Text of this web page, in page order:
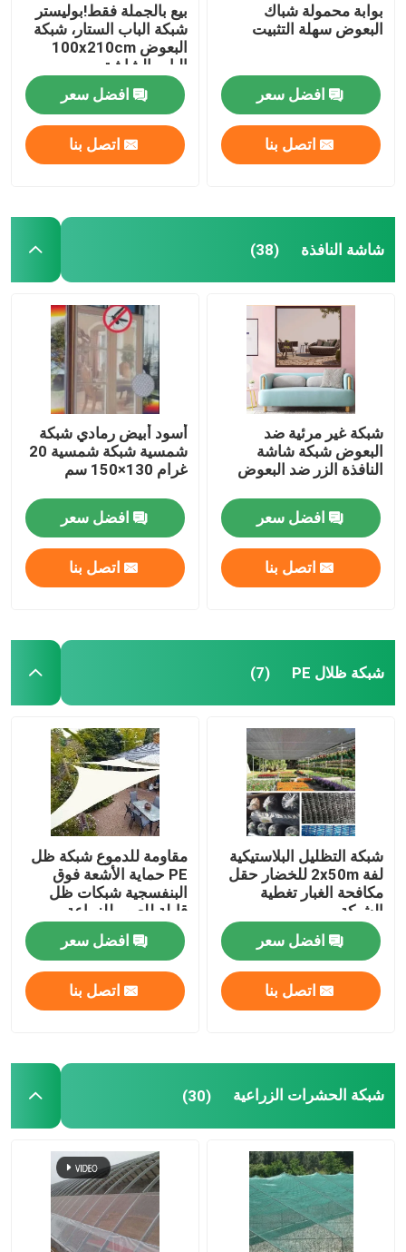
حول بنا
ضبط الجودة
اتصل بنا
طلب اقتباس
Russian website
شاشة النافذة
شبكة ظلال PE
شبكة الحشرات الزراعية
بوابة محمولة شباك
البعوض سهلة التثبيت
افضل سعر
اتصل بنا
بيع بالجملة فقط!بوليستر
شبكة الباب الستار، شبكة
البعوض 100x210cm
الباب الشاشة
المغناطيسية الناعمة شبكة
الباب
افضل سعر
اتصل بنا
شاشة النافذة (38)
شبكة غير مرئية ضد
البعوض شبكة شاشة
النافذة الزر ضد البعوض
افضل سعر
اتصل بنا
أسود أبيض رمادي شبكة
شمسية شبكة شمسية 20
غرام 130×150 سم
افضل سعر
اتصل بنا
شبكة ظلال PE (7)
شبكة التظليل البلاستيكية
لفة 2x50m للخضار حقل
مكافحة الغبار تغطية
الشبكة
افضل سعر
اتصل بنا
مقاومة للدموع شبكة ظل
PE حماية الأشعة فوق
البنفسجية شبكات ظل
قابلة للعبور للزراعة
افضل سعر
اتصل بنا
شبكة الحشرات الزراعية (30)